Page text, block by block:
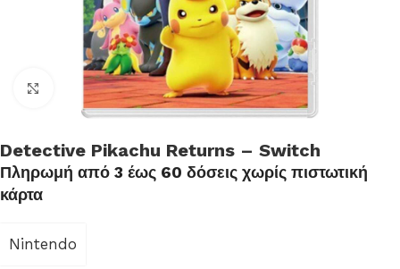
Click to enlarge
Detective Pikachu Returns – Switch
Πληρωμή από 3 έως 60 δόσεις χωρίς πιστωτική
κάρτα
Nintendo